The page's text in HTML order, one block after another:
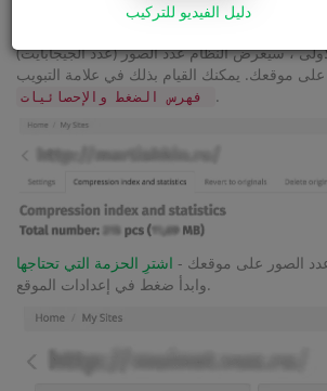
، سيعرض النظام عدد الصور (عدد الجيجابايت)
على موقعك. يمكنك القيام بذلك في علامة التبويب
.
عدد الصور على موقعك - اشترِ الحزمة التي تحتاجها
وابدأ ضغط في إعدادات الموقع.
دليل الفيديو للتركيب